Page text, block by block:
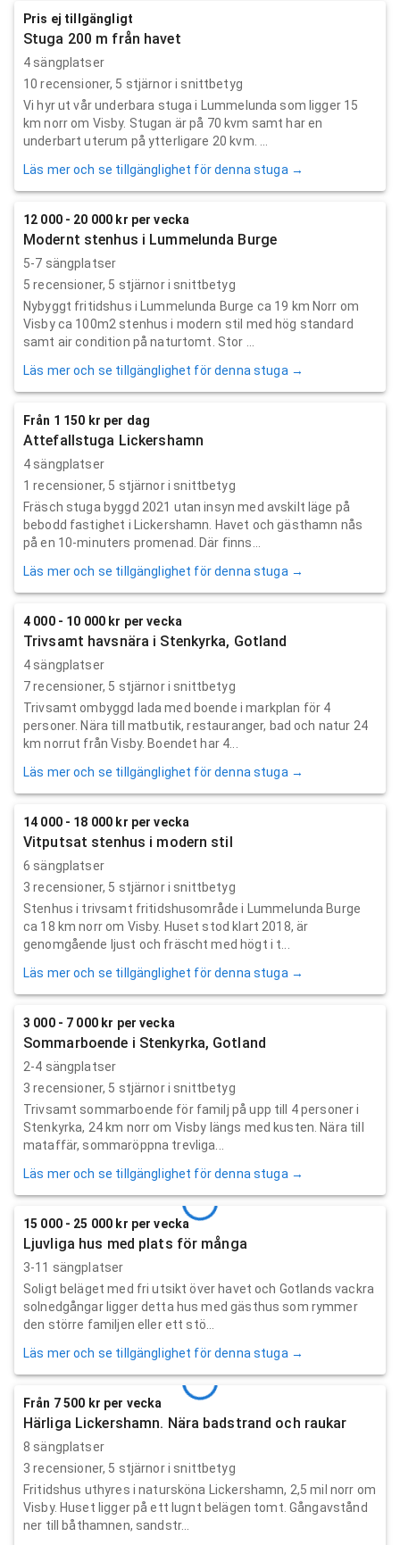
Pris ej tillgängligt
Stuga 200 m från havet
4 sängplatser
10 recensioner, 5 stjärnor i snittbetyg
Vi hyr ut vår underbara stuga i Lummelunda som ligger 15
km norr om Visby. Stugan är på 70 kvm samt har en
underbart uterum på ytterligare 20 kvm. ...
Läs mer och se tillgänglighet för denna stuga →
12 000 - 20 000 kr per vecka
Modernt stenhus i Lummelunda Burge
5-7 sängplatser
5 recensioner, 5 stjärnor i snittbetyg
Nybyggt fritidshus i Lummelunda Burge ca 19 km Norr om
Visby ca 100m2 stenhus i modern stil med hög standard
samt air condition på naturtomt. Stor ...
Läs mer och se tillgänglighet för denna stuga →
Från 1 150 kr per dag
Attefallstuga Lickershamn
4 sängplatser
1 recensioner, 5 stjärnor i snittbetyg
Fräsch stuga byggd 2021 utan insyn med avskilt läge på
bebodd fastighet i Lickershamn. Havet och gästhamn nås
på en 10-minuters promenad. Där finns...
Läs mer och se tillgänglighet för denna stuga →
4 000 - 10 000 kr per vecka
Trivsamt havsnära i Stenkyrka, Gotland
4 sängplatser
7recensioner, 5 stjärnor i snittbetyg
Trivsamt ombyggd lada med boende i markplan för 4
personer. Nära till matbutik, restauranger, bad och natur 24
km norrut från Visby. Boendet har 4...
Läs mer och se tillgänglighet för denna stuga →
14 000 - 18 000 kr per vecka
Vitputsat stenhus i modern stil
6 sängplatser
3 recensioner, 5 stjärnor i snittbetyg
Stenhus i trivsamt fritidshusområde i Lummelunda Burge
ca 18 km norr om Visby. Huset stod klart 2018, är
genomgående ljust och fräscht med högt i t...
Läs mer och se tillgänglighet för denna stuga →
3 000 - 7 000 kr per vecka
Sommarboende i Stenkyrka, Gotland
2-4 sängplatser
3 recensioner, 5 stjärnor i snittbetyg
Trivsamt sommarboende för familj på upp till 4 personer i
Stenkyrka, 24 km norr om Visby längs med kusten. Nära till
mataffär, sommaröppna trevliga...
Läs mer och se tillgänglighet för denna stuga →
15 000 - 25 000 kr per vecka
Ljuvliga hus med plats för många
3-11 sängplatser
Soligt beläget med fri utsikt över havet och Gotlands vackra
solnedgångar ligger detta hus med gästhus som rymmer
den större familjen eller ett stö...
Läs mer och se tillgänglighet för denna stuga →
Från 7 500 kr per vecka
Härliga Lickershamn. Nära badstrand och raukar
8 sängplatser
3 recensioner, 5 stjärnor i snittbetyg
Fritidshus uthyres i natursköna Lickershamn, 2,5 mil norr om
Visby. Huset ligger på ett lugnt belägen tomt. Gångavstånd
ner till båthamnen, sandstr...